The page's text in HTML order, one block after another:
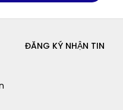
ĐĂNG KÝ NHẬN TIN